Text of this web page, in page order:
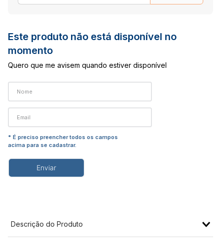
Este produto não está disponível no
momento
Quero que me avisem quando estiver disponível
Enviar
Descrição do Produto